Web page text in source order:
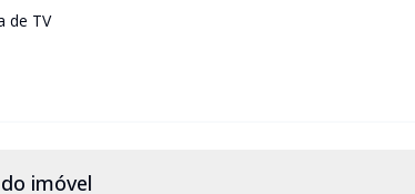
de TV
imóvel